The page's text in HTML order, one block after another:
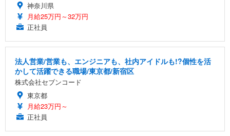
神奈川県
月給25万円～32万円
正社員
法人営業/営業も、エンジニアも、社内アイドルも!?個性を活
かして活躍できる職場/東京都/新宿区
株式会社セブンコード
東京都
月給23万円～
正社員